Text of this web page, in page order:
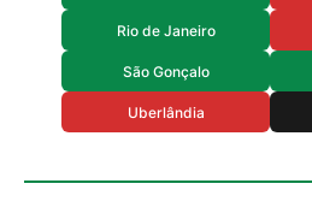
Rio de Janeiro
São Gonçalo
Uberlândia